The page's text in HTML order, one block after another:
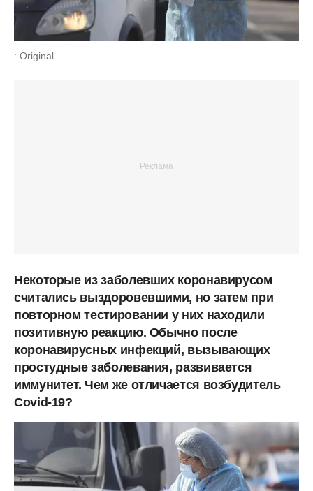
: Original
Некоторые из заболевших коронавирусом
считались выздоровевшими, но затем при
повторном тестировании у них находили
позитивную реакцию. Обычно после
коронавирусных инфекций, вызывающих
простудные заболевания, развивается
иммунитет. Чем же отличается возбудитель
Covid-19?